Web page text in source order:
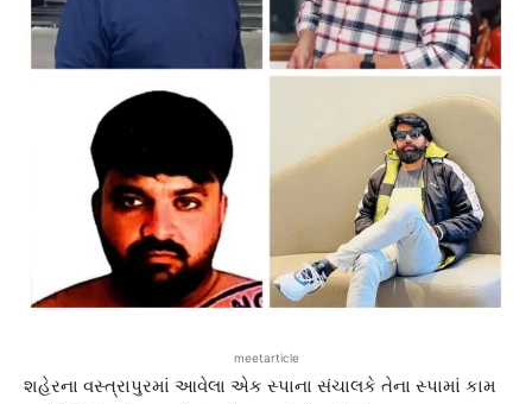
meetarticle
શહેરના વસ્ત્રાપુરમાં આવેલા એક સ્પાના સંચાલકે તેના સ્પામાં કામ